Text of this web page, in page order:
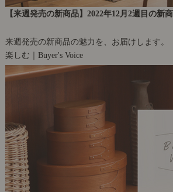
【来週発売の新商品】2022年12月2週目の新
来週発売の新商品の魅力を、お届けします。
楽しむ｜Buyer's Voice